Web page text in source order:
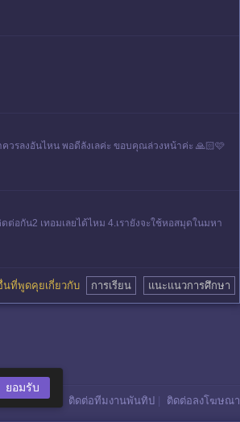
วรลงอันไหน พอดีลังเลค่ะ ขอบคุณล่วงหน้าค่ะ 🙏🏻🩷
อกัน2 เทอมเลยได้ไหม 4.เรายังจะใช้หอสมุดในมหา
นที่พูดคุยเกี่ยวกับ การเรียน แนะแนวการศึกษา
ติดต่อทีมงานพันทิป ติดต่อลงโฆษณา
ยอมรับ